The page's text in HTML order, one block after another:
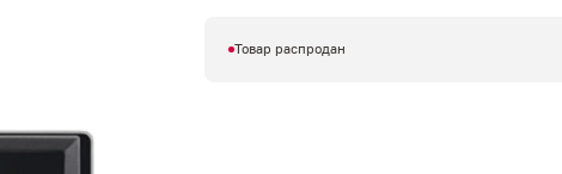
Товар распродан